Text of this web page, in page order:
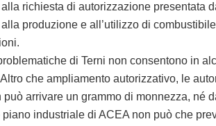
richiesta di autorizzazione presentata
produzione e all’utilizzo di
di Terni non consentono in
che ampliamento autorizzativo, le
può arrivare un grammo di monnezza, né
industriale di ACEA non può che